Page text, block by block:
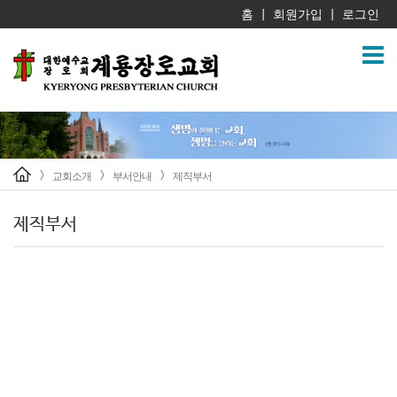
홈 회원가입 로그인
> 교회소개 > 부서안내 > 제직부서
제직부서